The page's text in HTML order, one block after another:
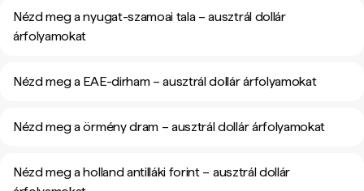
Nézd meg a nyugat-szamoai tala – ausztrál dollár
árfolyamokat
Nézd meg a EAE-dirham – ausztrál dollár árfolyamokat
Nézd meg a örmény dram – ausztrál dollár árfolyamokat
Nézd meg a holland antilláki forint – ausztrál dollár